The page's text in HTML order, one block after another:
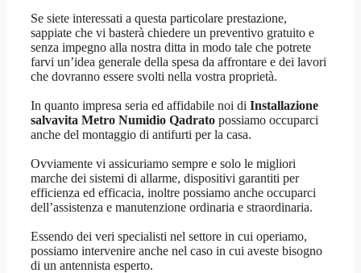
Se siete interessati a questa particolare prestazione,
sappiate che vi basterà chiedere un preventivo gratuito e
senza impegno alla nostra ditta in modo tale che potrete
farvi un’idea generale della spesa da affrontare e dei lavori
che dovranno essere svolti nella vostra proprietà.
In quanto impresa seria ed affidabile noi di Installazione
salvavita Metro Numidio Qadrato possiamo occuparci
anche del montaggio di antifurti per la casa.
Ovviamente vi assicuriamo sempre e solo le migliori
marche dei sistemi di allarme, dispositivi garantiti per
efficienza ed efficacia, inoltre possiamo anche occuparci
dell’assistenza e manutenzione ordinaria e straordinaria.
Essendo dei veri specialisti nel settore in cui operiamo,
possiamo intervenire anche nel caso in cui aveste bisogno
di un antennista esperto.